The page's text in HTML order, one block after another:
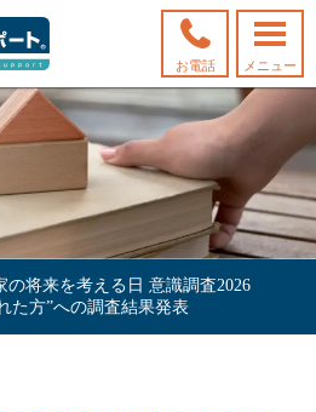
メニュー
お電話
の将来を考える日 意識調査2026
た方”への調査結果発表